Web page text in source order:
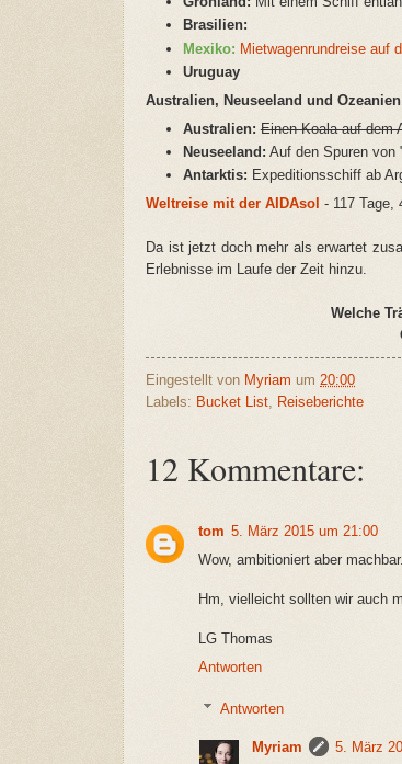
Brasilien:
Mexiko: Mietwagenrundreise auf
Uruguay
Australien, Neuseeland und
Australien: Einen Koala auf dem
Neuseeland: Auf den Spuren von
Antarktis: Expeditionsschiff ab
Weltreise mit der AIDAsol - 117 Tage,
Da ist jetzt doch mehr als erwartet
Erlebnisse im Laufe der Zeit hinzu.
Welche
Eingestellt von Myriam um 20:00
Labels: Bucket List, Reiseberichte
12 Kommentare:
tom 5. März 2015 um 21:00
Wow, ambitioniert aber
Hm, vielleicht sollten wir auch
LG Thomas
Antworten
Antworten
Myriam
5. März